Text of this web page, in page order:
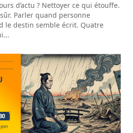
d’actu ? Nettoyer ce qui étouffe.
Parler quand personne
le destin semble écrit. Quatre